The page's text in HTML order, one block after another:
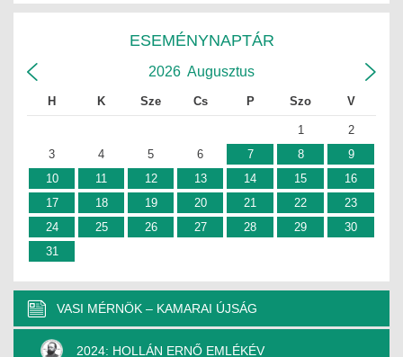
GEODÉZIAI ÉS GEOINFORMATIKAI
KÖRNYEZETVÉDELMI
VÍZÉPÍTÉSI ÉS VÍZGAZDÁLKODÁSI
HÍRKÖZLÉSI ÉS INFORMATIKAI
HÍREK
TOVÁBBKÉPZÉSI KÖTELEZETTSÉGEK
ESEMÉNYNAPTÁR
2026 Augusztus
H K Sze Cs P Szo V
1
2
3
4 5 6 7 8
9
10
11 12 13 14 15
16
17
18 19 20 21 22
23
24
25 26 27 28 29
30
31
VASI MÉRNÖK – KAMARAI ÚJSÁG
2024: HOLLÁN ERNŐ EMLÉKÉV